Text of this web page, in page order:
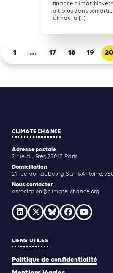
finance climat.
dit plus dans son
climat, la [...]
1 … 17 18 19 20
CLIMATE CHANCE
Adresse postale
2 rue du Fret, 75018 Paris
Domiciliation
21 rue du Faubourg Saint-Antoine,
Nous contacter
association@climate-chance.org
LIENS UTILES
Politique de confidentialité